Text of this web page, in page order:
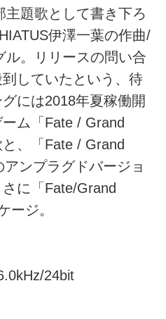
題歌として書き下ろ
伊澤一葉の作曲/
。リリースの問い合
していたという、待
には2018年夏稼働開
ム「Fate / Grand
、「Fate / Grand
ンプラグドバージョ
に「Fate/Grand
ージ。
24bit